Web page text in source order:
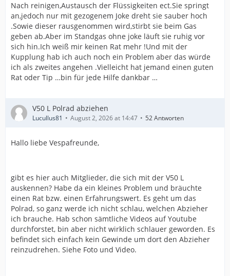
Nach reinigen,Austausch der Flüssigkeiten ect.Sie springt
an,jedoch nur mit gezogenem Joke dreht sie sauber hoch
.Sowie dieser rausgenommen wird,stirbt sie beim Gas
geben ab.Aber im Standgas ohne joke läuft sie ruhig vor
sich hin.Ich weiß mir keinen Rat mehr !Und mit der
Kupplung hab ich auch noch ein Problem aber das würde
ich als zweites angehen .Vielleicht hat jemand einen guten
Rat oder Tip …bin für jede Hilfe dankbar …
V50 L Polrad abziehen
Lucullus81 August 2, 2026 at 14:47 52 Antworten
Hallo liebe Vespafreunde,
gibt es hier auch Mitglieder, die sich mit der V50 L
auskennen? Habe da ein kleines Problem und bräuchte
einen Rat bzw. einen Erfahrungswert. Es geht um das
Polrad, so ganz werde ich nicht schlau, welchen Abzieher
ich brauche. Hab schon sämtliche Videos auf Youtube
durchforstet, bin aber nicht wirklich schlauer geworden. Es
befindet sich einfach kein Gewinde um dort den Abzieher
reinzudrehen. Siehe Foto und Video.